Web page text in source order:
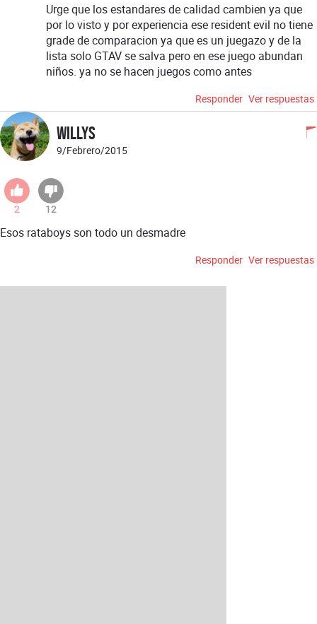
Urge que los estandares de calidad cambien ya que
por lo visto y por experiencia ese resident evil no tiene
grade de comparacion ya que es un juegazo y de la
lista solo GTAV se salva pero en ese juego abundan
niños. ya no se hacen juegos como antes
Responder Ver respuestas
WILLYS
9/Febrero/2015
2 12
Esos rataboys son todo un desmadre
Responder Ver respuestas